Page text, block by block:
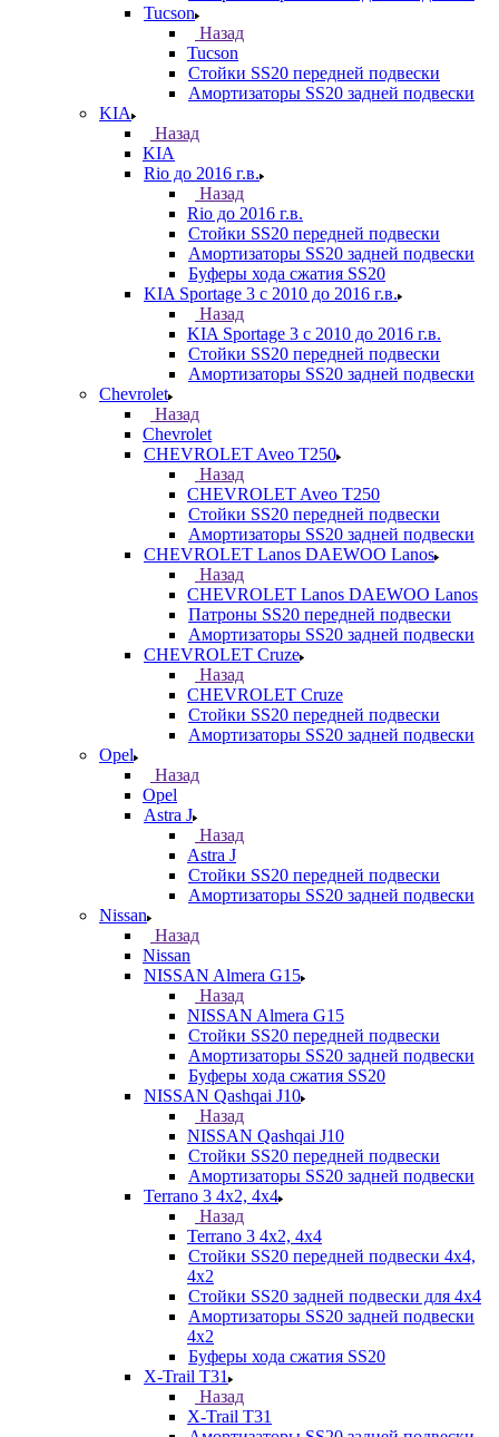
Tucson
Назад
Tucson
Стойки SS20 передней подвески
Амортизаторы SS20 задней подвески
KIA
Назад
KIA
Rio до 2016 г.в.
Назад
Rio до 2016 г.в.
Стойки SS20 передней подвески
Амортизаторы SS20 задней подвески
Буферы хода сжатия SS20
KIA Sportage 3 с 2010 до 2016 г.в.
Назад
KIA Sportage 3 с 2010 до 2016 г.в.
Стойки SS20 передней подвески
Амортизаторы SS20 задней подвески
Chevrolet
Назад
Chevrolet
CHEVROLET Aveo T250
Назад
CHEVROLET Aveo T250
Стойки SS20 передней подвески
Амортизаторы SS20 задней подвески
CHEVROLET Lanos DAEWOO Lanos
Назад
CHEVROLET Lanos DAEWOO Lanos
Патроны SS20 передней подвески
Амортизаторы SS20 задней подвески
CHEVROLET Cruze
Назад
CHEVROLET Cruze
Стойки SS20 передней подвески
Амортизаторы SS20 задней подвески
Opel
Назад
Opel
Astra J
Назад
Astra J
Стойки SS20 передней подвески
Амортизаторы SS20 задней подвески
Nissan
Назад
Nissan
NISSAN Almera G15
Назад
NISSAN Almera G15
Стойки SS20 передней подвески
Амортизаторы SS20 задней подвески
Буферы хода сжатия SS20
NISSAN Qashqai J10
Назад
NISSAN Qashqai J10
Стойки SS20 передней подвески
Амортизаторы SS20 задней подвески
Terrano 3 4х2, 4х4
Назад
Terrano 3 4х2, 4х4
Стойки SS20 передней подвески 4х4,
4x2
Стойки SS20 задней подвески для 4х4
Амортизаторы SS20 задней подвески
4х2
Буферы хода сжатия SS20
X-Trail T31
Назад
X-Trail T31